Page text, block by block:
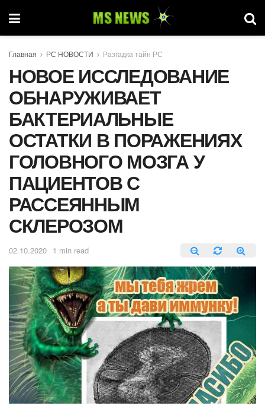
Главная РС НОВОСТИ Разгадка тайн РС
НОВОЕ ИССЛЕДОВАНИЕ
ОБНАРУЖИВАЕТ
БАКТЕРИАЛЬНЫЕ
ОСТАТКИ В ПОРАЖЕНИЯХ
ГОЛОВНОГО МОЗГА У
ПАЦИЕНТОВ С
РАССЕЯННЫМ
СКЛЕРОЗОМ
02.10.2020 1 min read